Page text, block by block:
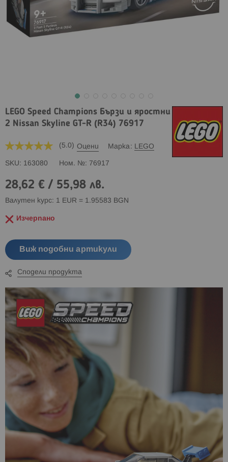
LEGO Speed Champions Бързи и яростни
2 Nissan Skyline GT-R (R34) 76917
(5.0) Оцени Марка LEGO
SKU 163080 Ном. № 76917
28,62 € / 55,98 лв.
Валутен курс: 1 EUR = 1.95583 BGN
Изчерпано
Виж подобни артикули
Сподели продукта